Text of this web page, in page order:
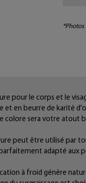
pour le corps et le
et en beurre de karité
colore sera votre atout
peut être utilisé par
adapté aux
à froid génère